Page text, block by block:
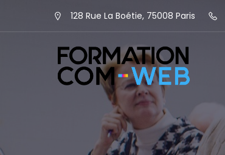
128 Rue La Boétie, 75008 Paris